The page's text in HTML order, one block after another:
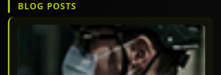
BLOG POSTS